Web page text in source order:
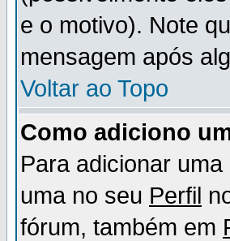
e o motivo). Note
mensagem após
Voltar ao Topo
Como adiciono
Para adicionar
uma no seu Perfil
fórum, também em